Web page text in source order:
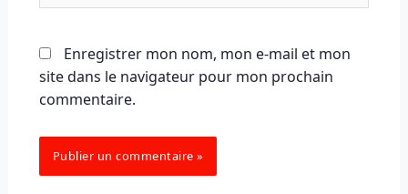
Enregistrer mon nom, mon e-mail et mon
site dans le navigateur pour mon prochain
commentaire.